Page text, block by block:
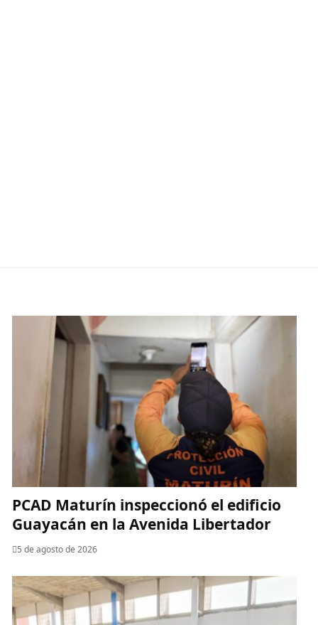
PCAD Maturín inspeccionó el edificio
Guayacán en la Avenida Libertador
5 de agosto de 2026